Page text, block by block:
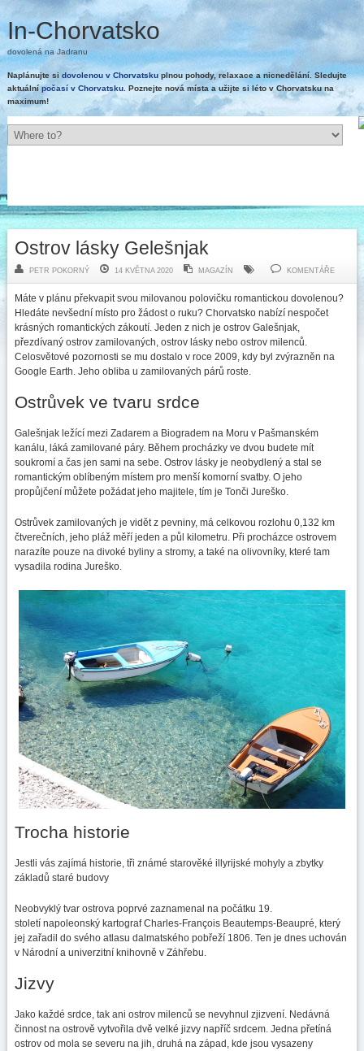
In-Chorvatsko
dovolená na Jadranu
Naplánujte si dovolenou v Chorvatskuplnou pohody, relaxace a nicnedělání. Sledujte
aktuálnípočasí v Chorvatsku. Poznejte nová místa a užijte si léto v Chorvatsku na
maximum!
Ostrov lásky Gelešnjak
PETR POKORNÝ 14 KVĚTNA 2020 MAGAZÍN KOMENTÁŘE
Máte v plánu překvapit svou milovanou polovičku romantickou dovolenou?
Hledáte nevšední místo pro žádost o ruku? Chorvatsko nabízí nespočet
krásných romantických zákoutí. Jeden z nich je ostrov Galešnjak,
přezdívaný ostrov zamilovaných, ostrov lásky nebo ostrov milenců.
Celosvětové pozornosti se mu dostalo v roce 2009, kdy byl zvýrazněn na
Google Earth. Jeho obliba u zamilovaných párů roste.
Ostrůvek ve tvaru srdce
Galešnjak ležící mezi Zadarem a Biogradem na Moru v Pašmanském
kanálu, láká zamilované páry. Během procházky ve dvou budete mít
soukromí a čas jen sami na sebe. Ostrov lásky je neobydlený a stal se
romantickým oblíbeným místem pro menší komorní svatby. O jeho
propůjčení můžete požádat jeho majitele, tím je Tonči Jureško.
Ostrůvek zamilovaných je vidět z pevniny, má celkovou rozlohu 0,132 km
čtverečních, jeho pláž měří jeden a půl kilometru. Při procházce ostrovem
narazíte pouze na divoké byliny a stromy, a také na olivovníky, které tam
vysadila rodina Jureško.
Trocha historie
Jestli vás zajímá historie, tři známé starověké illyrijské mohyly a zbytky
základů staré budovy
Neobvyklý tvar ostrova poprvé zaznamenal na počátku 19.
století napoleonský kartograf Charles-François Beautemps-Beaupré, který
jej zařadil do svého atlasu dalmatského pobřeží 1806. Ten je dnes uchován
v Národní a univerzitní knihovně v Záhřebu.
Jizvy
Jako každé srdce, tak ani ostrov milenců se nevyhnul zjizvení. Nedávná
činnost na ostrově vytvořila dvě velké jizvy napříč srdcem. Jedna přetíná
ostrov od mola se severu na jih, druhá na západ, kde jsou vysazeny